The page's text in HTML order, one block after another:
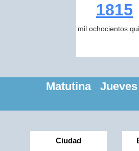
1815
mil ochocientos
Matutina Jueves
Ciudad